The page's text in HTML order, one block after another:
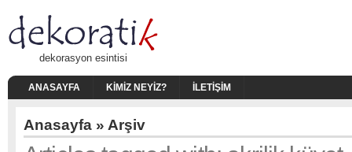
dekorasyon esintisi
ANASAYFA KIMIZ NEYIZ? İLETIŞIM
Anasayfa » Arşiv